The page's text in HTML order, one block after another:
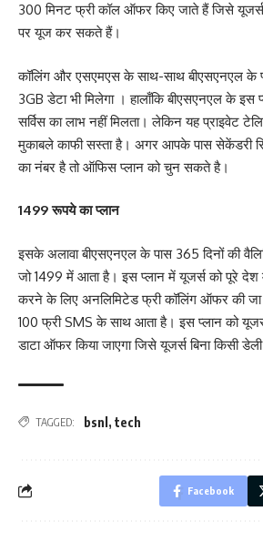
300 मिनट फ्री कॉल ऑफर किए जाते हैं जिसे यूजर्स
पर यूज कर सकते हैं।
कॉलिंग और एसएमएस के साथ-साथ बीएसएनएल के
3GB डेटा भी मिलेगा । हालाँकि बीएसएनएल के
सर्विस का लाभ नहीं मिलता। लेकिन यह प्राइवेट
मुकाबले काफी सस्ता है। अगर आपके पास सेकेंडरी
का नंबर है तो ऑफिस प्लान को चुन सकते है।
1499 रूपये का प्लान
इसके अलावा बीएसएनएल के पास 365 दिनों की
जो 1499 में आता है। इस प्लान में यूजर्स को पूरे देश
करने के लिए अनलिमिटेड फ्री कॉलिंग ऑफर की जा
100 फ्री SMS के साथ आता है। इस प्लान को
डाटा ऑफर किया जाएगा जिसे यूजर्स बिना किसी
TAGGED: bsnl , tech
Facebook